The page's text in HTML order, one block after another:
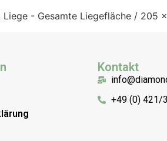
Liege - Gesamte Liegefläche / 205
Kontakt
+49 (0) 421/